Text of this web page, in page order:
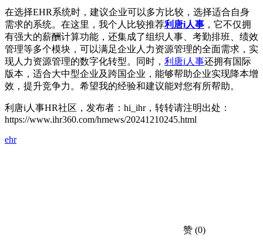
在选择EHR系统时，建议企业可以多方比较，选择适合自身
需求的系统。在这里，我个人比较推荐利唐i人事 ，它不仅拥
有强大的薪酬计算功能，还集成了组织人事、考勤排班、绩效
管理等多个模块，可以满足企业人力资源管理的全面需求，实
现人力资源管理的数字化转型。同时， 利唐i人事还拥有国际
版本，适合大中型企业及跨国企业，能够帮助企业实现降本增
效，提升竞争力。希望我的经验和建议能对您有所帮助。
利唐i人事HR社区，发布者：hi_ihr，转转请注明出处：
https://www.ihr360.com/hrnews/20241210245.html
ehr
赞 (0)